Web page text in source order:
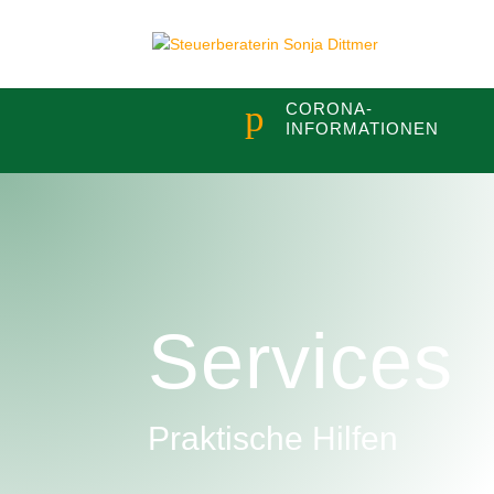
p
CORONA-
INFORMATIONEN
Services
Praktische Hilfen